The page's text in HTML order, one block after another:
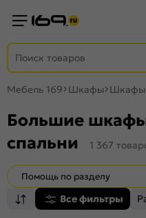
Мебель 169 Шкафы
Большие
спальни
1 367
Помощь по разделу
Все фильтры